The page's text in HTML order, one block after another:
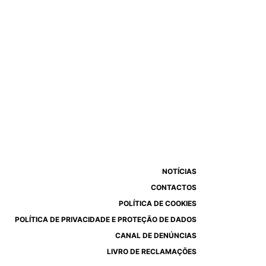
NOTÍCIAS
CONTACTOS
POLÍTICA DE COOKIES
POLÍTICA DE PRIVACIDADE E PROTEÇÃO DE DADOS
CANAL DE DENÚNCIAS
LIVRO DE RECLAMAÇÕES